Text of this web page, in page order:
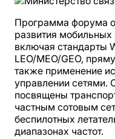
Программа форума
развития
включая стандарты
LEO/MEO/GEO,
также применение
управлении сетями.
посвящены
частным сотовым
беспилотных
диапазонах частот.